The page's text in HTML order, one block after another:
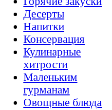
Десерты
Напитки
Консервация
Кулинарные
хитрости
Маленьким
гурманам
Овощные блюда